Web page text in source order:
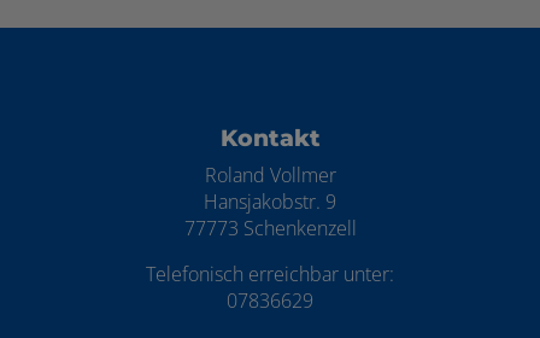
Kontakt
Roland Vollmer
Hansjakobstr. 9
77773 Schenkenzell
Telefonisch erreichbar unter:
07836629